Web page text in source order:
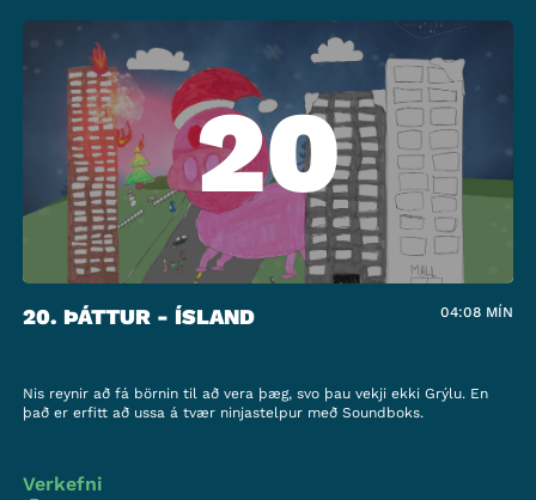
20
20. ÞÁTTUR - ÍSLAND 04:08 MÍN
Nis reynir að fá börnin til að vera þæg, svo þau vekji ekki Grýlu. En
það er erfitt að ussa á tvær ninjastelpur með Soundboks.
Verkefni